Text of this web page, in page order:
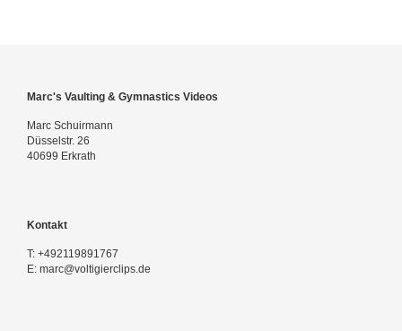
Marc's Vaulting & Gymnastics Videos
Marc Schuirmann
Düsselstr. 26
40699 Erkrath
Kontakt
T: +492119891767
E: marc@voltigierclips.de